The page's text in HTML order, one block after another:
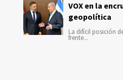
VOX en la
geopolítica
La difícil posición
frente...